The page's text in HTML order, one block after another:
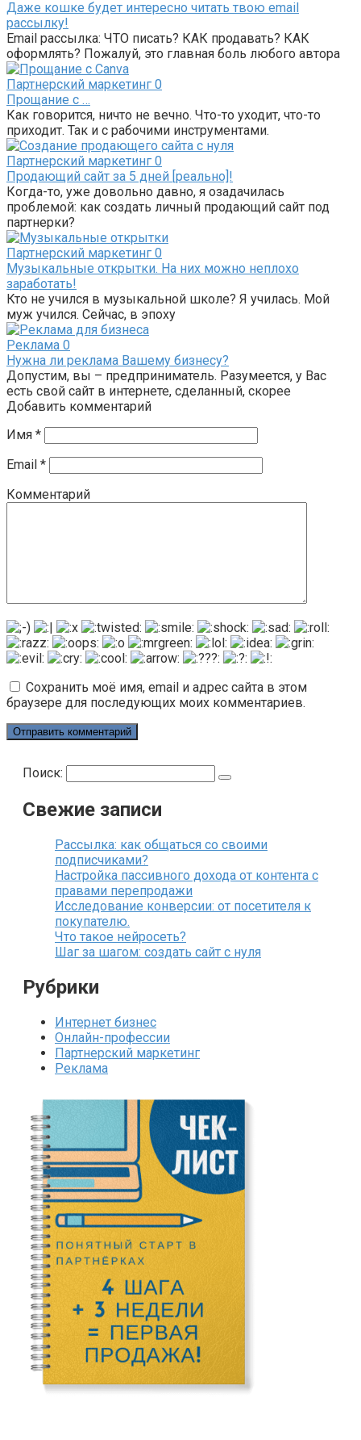
Даже кошке будет интересно читать твою email
рассылку!
Email рассылка: ЧТО писать? КАК продавать? КАК
оформлять? Пожалуй, это главная боль любого автора
Партнерский маркетинг 0
Прощание с …
Как говорится, ничто не вечно. Что-то уходит, что-то
приходит. Так и с рабочими инструментами.
Партнерский маркетинг 0
Продающий сайт за 5 дней [реально]!
Когда-то, уже довольно давно, я озадачилась
проблемой: как создать личный продающий сайт под
партнерки?
Партнерский маркетинг 0
Музыкальные открытки. На них можно неплохо
заработать!
Кто не учился в музыкальной школе? Я училась. Мой
муж учился. Сейчас, в эпоху
Реклама 0
Нужна ли реклама Вашему бизнесу?
Допустим, вы – предприниматель. Разумеется, у Вас
есть свой сайт в интернете, сделанный, скорее
Добавить комментарий
Имя *
Email *
Комментарий
Сохранить моё имя, email и адрес сайта в этом
браузере для последующих моих комментариев.
Поиск:
Свежие записи
Рассылка: как общаться со своими
подписчиками?
Настройка пассивного дохода от контента с
правами перепродажи
Исследование конверсии: от посетителя к
покупателю.
Что такое нейросеть?
Шаг за шагом: создать сайт с нуля
Рубрики
Интернет бизнес
Онлайн-профессии
Партнерский маркетинг
Реклама